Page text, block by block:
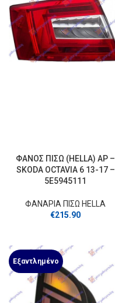
ΦΑΝΟΣ ΠΙΣΩ (HELLA) ΑΡ –
SKODA OCTAVIA 6 13-17 –
5E5945111
ΦΑΝΑΡΙΑ ΠΙΣΩ HELLA
€215.90
Εξαντλημένο